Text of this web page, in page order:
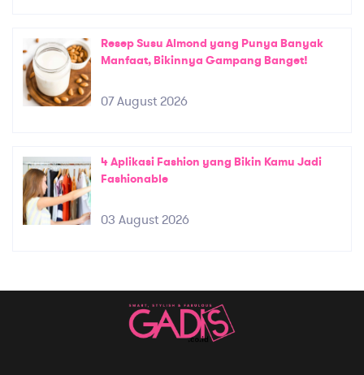
Resep Susu Almond yang Punya Banyak
Manfaat, Bikinnya Gampang Banget!
07 August 2026
4 Aplikasi Fashion yang Bikin Kamu Jadi
Fashionable
03 August 2026